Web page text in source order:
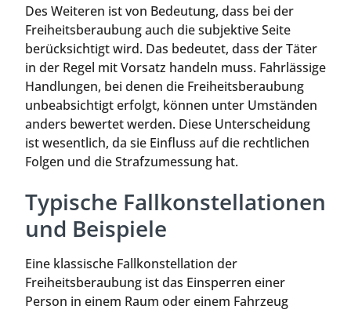
Des Weiteren ist von Bedeutung, dass bei der
Freiheitsberaubung auch die subjektive Seite
berücksichtigt wird. Das bedeutet, dass der Täter
in der Regel mit Vorsatz handeln muss. Fahrlässige
Handlungen, bei denen die Freiheitsberaubung
unbeabsichtigt erfolgt, können unter Umständen
anders bewertet werden. Diese Unterscheidung
ist wesentlich, da sie Einfluss auf die rechtlichen
Folgen und die Strafzumessung hat.
Typische Fallkonstellationen
und Beispiele
Eine klassische Fallkonstellation der
Freiheitsberaubung ist das Einsperren einer
Person in einem Raum oder einem Fahrzeug